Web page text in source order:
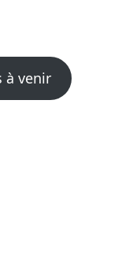
à venir